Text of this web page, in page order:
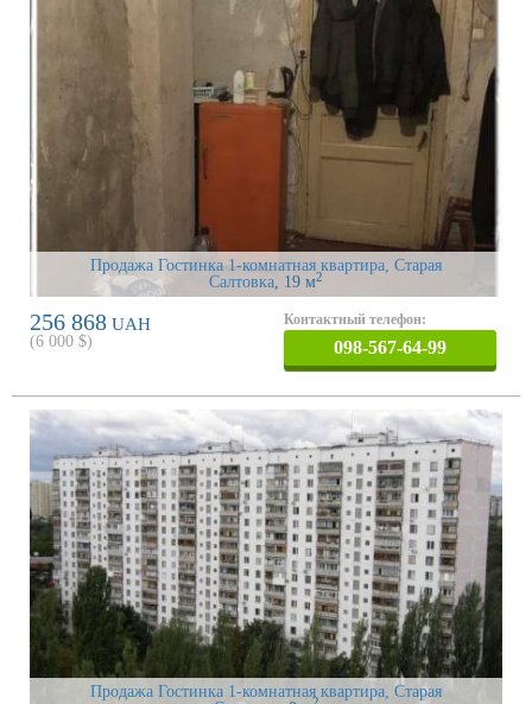
Продажа Гостинка 1-комнатная квартира, Старая
Салтовка , 19 м2
256 868 UAH
(6 000 $)
Контактный телефон:
098-567-64-99
Продажа Гостинка 1-комнатная квартира, Старая